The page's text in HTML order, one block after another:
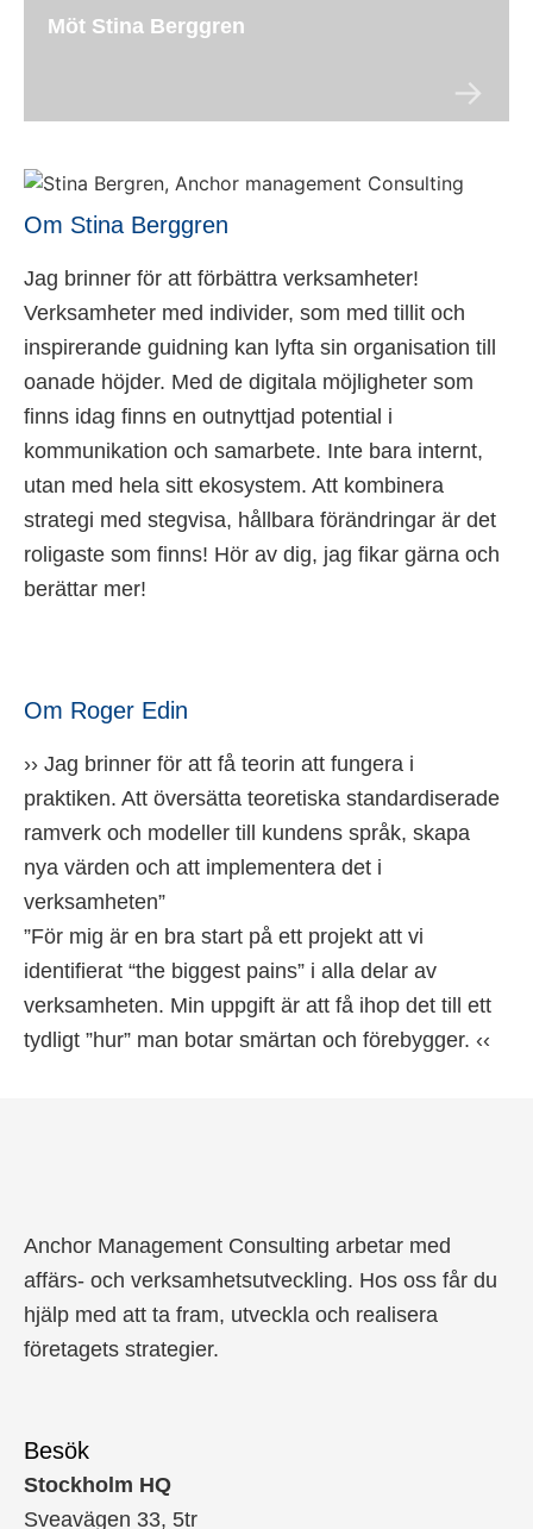
Möt Stina Berggren
Om Stina Berggren
Jag brinner för att förbättra verksamheter!
Verksamheter med individer, som med tillit och
inspirerande guidning kan lyfta sin organisation till
oanade höjder. Med de digitala möjligheter som
finns idag finns en outnyttjad potential i
kommunikation och samarbete. Inte bara internt,
utan med hela sitt ekosystem. Att kombinera
strategi med stegvisa, hållbara förändringar är det
roligaste som finns! Hör av dig, jag fikar gärna och
berättar mer!
Om Roger Edin
›› Jag brinner för att få teorin att fungera i
praktiken. Att översätta teoretiska standardiserade
ramverk och modeller till kundens språk, skapa
nya värden och att implementera det i
verksamheten”
”För mig är en bra start på ett projekt att vi
identifierat “the biggest pains” i alla delar av
verksamheten. Min uppgift är att få ihop det till ett
tydligt ”hur” man botar smärtan och förebygger. ‹‹
Anchor Management Consulting arbetar med
affärs- och verksamhetsutveckling. Hos oss får du
hjälp med att ta fram, utveckla och realisera
företagets strategier.
Besök
Stockholm HQ
Sveavägen 33, 5tr